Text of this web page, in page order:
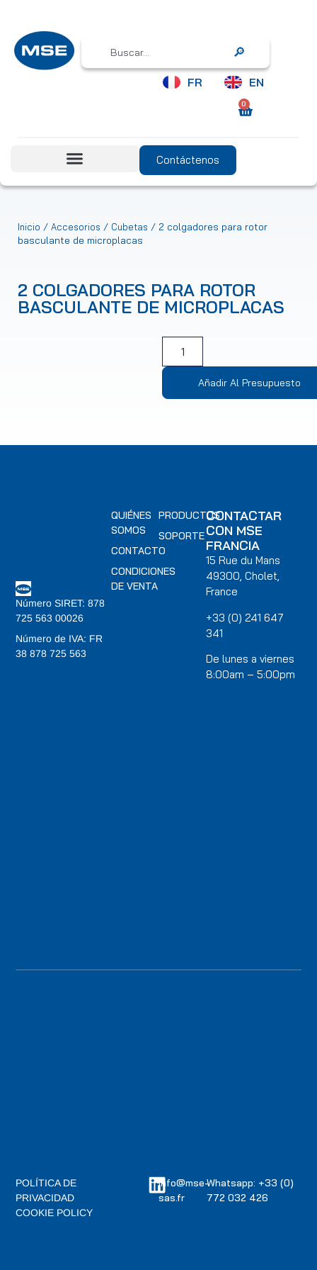
Search
FR EN
0
Contáctenos
Inicio / Accesorios / Cubetas / 2 colgadores para rotor
basculante de microplacas
2 COLGADORES PARA ROTOR
BASCULANTE DE MICROPLACAS
Añadir Al Presupuesto
Número SIRET: 878
725 563 00026
Número de IVA: FR
38 878 725 563
PRODUCTOS
SOPORTE
QUIÉNES
SOMOS
CONTACTO
CONDICIONES
DE VENTA
CONTACTAR
CON MSE
FRANCIA
15 Rue du Mans
49300, Cholet,
France
+33 (0) 241 647
341
De lunes a viernes
8:00am – 5:00pm
info@mse-
sas.fr
Whatsapp: +33 (0)
772 032 426
POLÍTICA DE
PRIVACIDAD
COOKIE POLICY